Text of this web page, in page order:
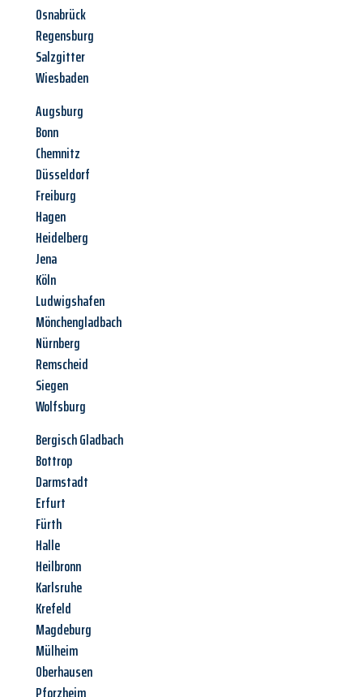
Osnabrück
Regensburg
Salzgitter
Wiesbaden
Augsburg
Bonn
Chemnitz
Düsseldorf
Freiburg
Hagen
Heidelberg
Jena
Köln
Ludwigshafen
Mönchengladbach
Nürnberg
Remscheid
Siegen
Wolfsburg
Bergisch Gladbach
Bottrop
Darmstadt
Erfurt
Fürth
Halle
Heilbronn
Karlsruhe
Krefeld
Magdeburg
Mülheim
Oberhausen